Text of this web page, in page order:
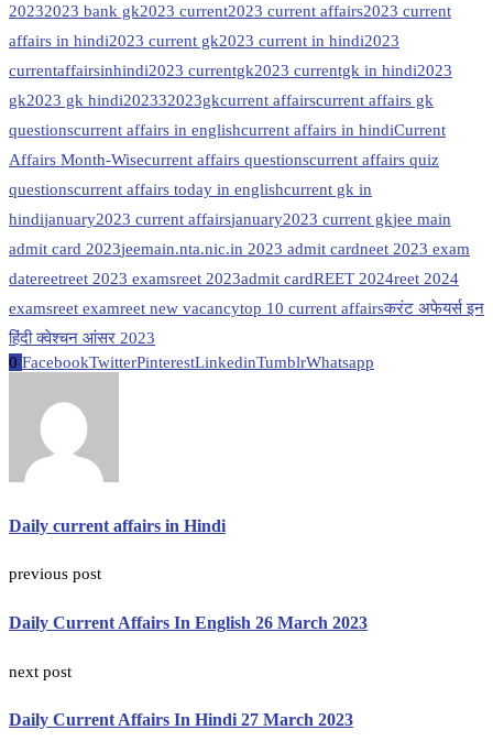
20232023 bank gk2023 current2023 current affairs2023 current
affairs in hindi2023 current gk2023 current in hindi2023
currentaffairsinhindi2023 currentgk2023 currentgk in hindi2023
gk2023 gk hindi202332023gkcurrent affairscurrent affairs gk
questionscurrent affairs in englishcurrent affairs in hindiCurrent
Affairs Month-Wisecurrent affairs questionscurrent affairs quiz
questionscurrent affairs today in englishcurrent gk in
hindijanuary2023 current affairsjanuary2023 current gkjee main
admit card 2023jeemain.nta.nic.in 2023 admit cardneet 2023 exam
datereetreet 2023 examsreet 2023admit cardREET 2024reet 2024
examsreet examreet new vacancytop 10 current affairsकरंट अफेयर्स इन
हिंदी क्वेश्चन आंसर 2023
0 FacebookTwitterPinterestLinkedinTumblrWhatsapp
Daily current affairs in Hindi
previous post
Daily Current Affairs In English 26 March 2023
next post
Daily Current Affairs In Hindi 27 March 2023